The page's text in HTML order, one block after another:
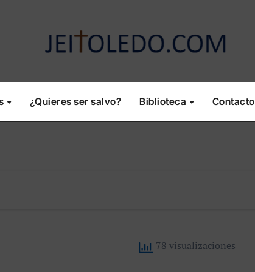
¿Quieres ser salvo? Biblioteca Contacto
78 visualizaciones